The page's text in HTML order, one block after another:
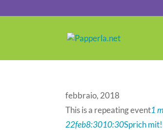
febbraio, 2018
This is a repeating event1
22feb8:3010:30Sprich mit!